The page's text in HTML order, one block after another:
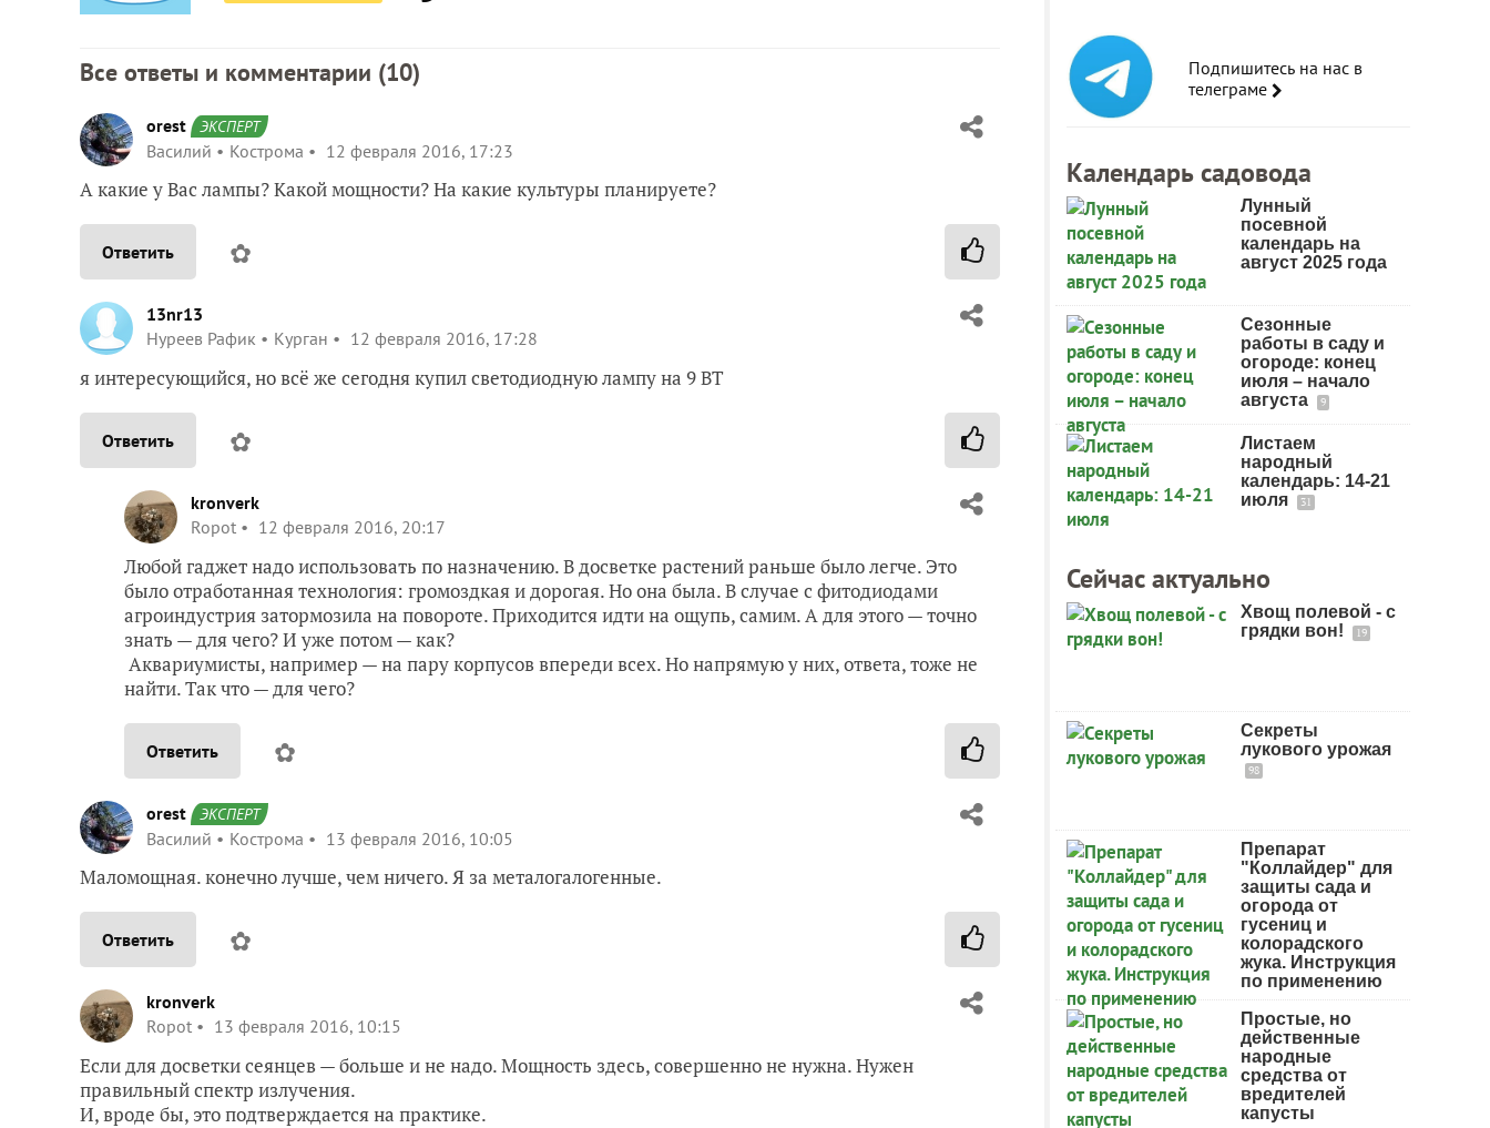
Все ответы и комментарии (10)
orest ЭКСПЕРТ
Василий Кострома 12 февраля 2016, 17:23
А какие у Вас лампы? Какой мощности? На какие культуры планируете?
Ответить ✿
13nr13
Нуреев Рафик
Курган 12 февраля 2016, 17:28
я интересующийся, но всё же сегодня купил светодиодную лампу на 9 ВТ
Ответить ✿
kronverk
Ropot
12 февраля 2016, 20:17
Любой гаджет надо использовать по назначению. В досветке растений раньше было легче. Это
было отработанная технология: громоздкая и дорогая. Но она была. В случае с фитодиодами
агроиндустрия затормозила на повороте. Приходится идти на ощупь, самим. А для этого — точно
знать — для чего? И уже потом — как?
Аквариумисты, например — на пару корпусов впереди всех. Но напрямую у них, ответа, тоже не
найти. Так что — для чего?
Ответить ✿
orest ЭКСПЕРТ
Василий Кострома 13 февраля 2016, 10:05
Маломощная. конечно лучше, чем ничего. Я за металогалогенные.
Ответить ✿
kronverk
Ropot
13 февраля 2016, 10:15
Если для досветки сеянцев — больше и не надо. Мощность здесь, совершенно не нужна. Нужен
правильный спектр излучения.
И, вроде бы, это подтверждается на практике.
Подпишитесь на нас в
телеграме
Календарь садовода
Лунный
посевной
календарь на
август 2025 года
Сезонные
работы в саду и
огороде: конец
июля – начало
августа
9
Листаем
народный
календарь: 14-21
июля
31
Сейчас актуально
Хвощ полевой - с
грядки вон!
19
Секреты
лукового урожая
98
Препарат
"Коллайдер" для
защиты сада и
огорода от
гусениц и
колорадского
жука. Инструкция
по применению
Простые, но
действенные
народные
средства от
вредителей
капусты